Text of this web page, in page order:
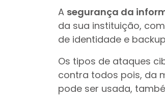
A segurança da
da sua instituição,
de identidade e
Os tipos de ataques
contra todos pois, da
pode ser usada,